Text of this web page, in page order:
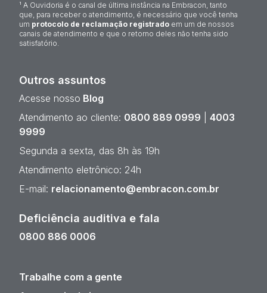
¹ A Ouvidoria é o canal de última instância na Embracon, tanto
que, para receber o atendimento, é necessário que você tenha
um protocolo de reclamação registrado em um de nossos
canais de atendimento e que o retorno deles não tenha sido
satisfatório.
Outros assuntos
Acesse nosso Blog
Atendimento ao cliente: 0800 889 0999
4003
9999
Segunda a sexta, das 8h às 19h
Atendimento eletrônico: 24h
E-mail: relacionamento@embracon.com.br
Deficiência auditiva e fala
0800 886 0006
Trabalhe com a gente